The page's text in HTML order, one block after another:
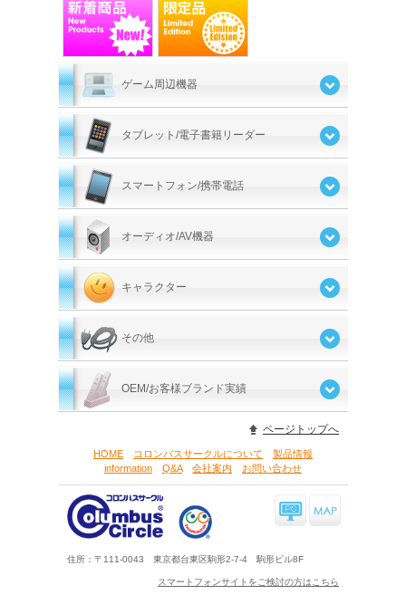
ゲーム周辺機器
タブレット/電子書籍リーダー
スマートフォン/携帯電話
オーディオ/AV機器
キャラクター
その他
OEM/お客様ブランド実績
ページトップへ
HOME コロンバスサークルについて
製品情報
information
Q&A 会社案内 お問い合わせ
住所：〒111-0043 東京都台東区駒形2-7-4 駒形ビル8F
スマートフォンサイトをご検討の方はこちら